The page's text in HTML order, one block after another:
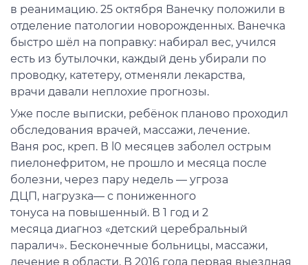
в реанимацию. 25 октября Ванечку положили в
отделение патологии новорожденных. Ванечка
быстро шёл на поправку: набирал вес, учился
есть из бутылочки, каждый день убирали по
проводку, катетеру, отменяли лекарства,
врачи давали неплохие прогнозы.
Уже после выписки, ребёнок планово проходил
обследования врачей, массажи, лечение.
Ваня рос, креп. В l0 месяцев заболел острым
пиелонефритом, не прошло и месяца после
болезни, через пару недель — угроза
ДЦП, нагрузка— с пониженного
тонуса на повышенный. В 1 год и 2
месяца диагноз «детский церебральный
паралич». Бесконечные больницы, массажи,
лечение в области. В 2016 года первая выездная